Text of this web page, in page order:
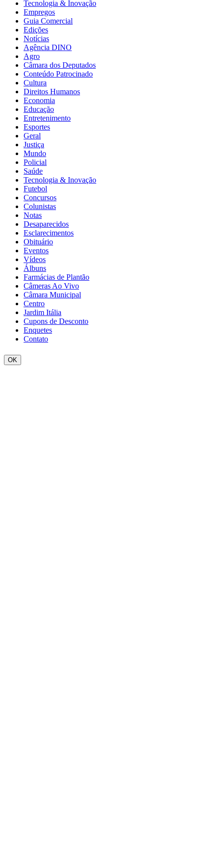
Tecnologia & Inovação
Empregos
Guia Comercial
Edições
Notícias
Agência DINO
Agro
Câmara dos Deputados
Conteúdo Patrocinado
Cultura
Direitos Humanos
Economia
Educação
Entretenimento
Esportes
Geral
Justiça
Mundo
Policial
Saúde
Tecnologia & Inovação
Futebol
Concursos
Colunistas
Notas
Desaparecidos
Esclarecimentos
Obituário
Eventos
Vídeos
Álbuns
Farmácias de Plantão
Câmeras Ao Vivo
Câmara Municipal
Centro
Jardim Itália
Cupons de Desconto
Enquetes
Contato
OK